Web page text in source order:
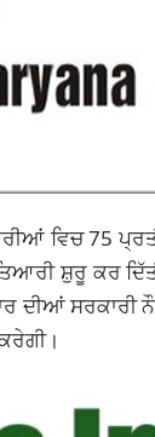
ਵਿਚ 75
ਸ਼ੁਰੂ ਕਰ
ਦੀਆਂ